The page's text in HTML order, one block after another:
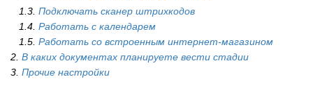
1.3. Подключать сканер штрихкодов
1.4. Работать с календарем
1.5. Работать со встроенным интернет-магазином
2. В каких документах планируете вести стадии
3. Прочие настройки